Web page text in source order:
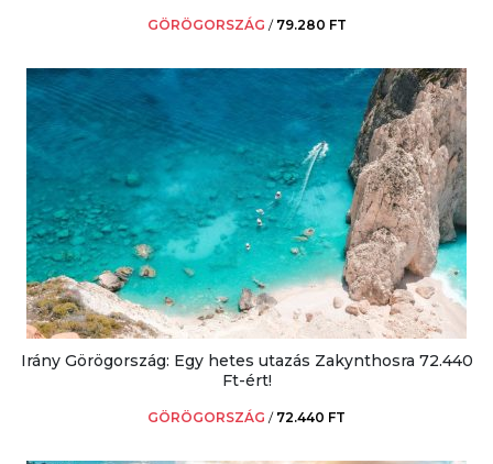
GÖRÖGORSZÁG / 79.280 FT
Irány Görögország: Egy hetes utazás Zakynthosra 72.440
Ft-ért!
GÖRÖGORSZÁG / 72.440 FT